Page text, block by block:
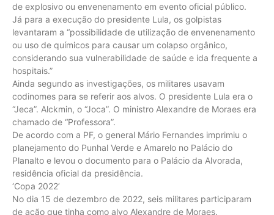
de explosivo ou envenenamento em evento oficial público.
Já para a execução do presidente Lula, os golpistas
levantaram a “possibilidade de utilização de envenenamento
ou uso de químicos para causar um colapso orgânico,
considerando sua vulnerabilidade de saúde e ida frequente a
hospitais.”
Ainda segundo as investigações, os militares usavam
codinomes para se referir aos alvos. O presidente Lula era o
“Jeca”. Alckmin, o “Joca”. O ministro Alexandre de Moraes era
chamado de “Professora”.
De acordo com a PF, o general Mário Fernandes imprimiu o
planejamento do Punhal Verde e Amarelo no Palácio do
Planalto e levou o documento para o Palácio da Alvorada,
residência oficial da presidência.
‘Copa 2022’
No dia 15 de dezembro de 2022, seis militares participaram
de ação que tinha como alvo Alexandre de Moraes.